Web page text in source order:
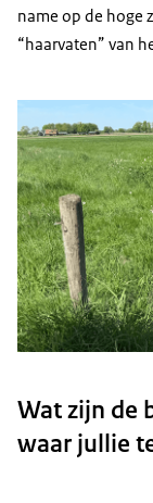
name op de hoge
“haarvaten” van
Wat zijn de
waar jullie